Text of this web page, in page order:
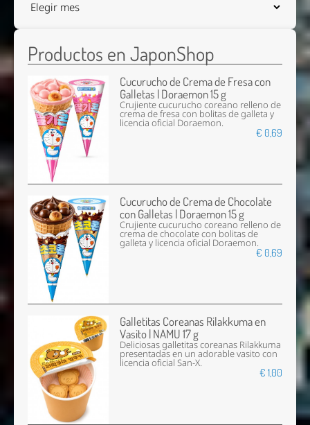
Productos en JaponShop
Cucurucho de Crema de Fresa con
Galletas | Doraemon 15 g
Crujiente cucurucho coreano relleno de
crema de fresa con bolitas de galleta y
licencia oficial Doraemon.
€ 0,69
Cucurucho de Crema de Chocolate
con Galletas | Doraemon 15 g
Crujiente cucurucho coreano relleno de
crema de chocolate con bolitas de
galleta y licencia oficial Doraemon.
€ 0,69
Galletitas Coreanas Rilakkuma en
Vasito | NAMU 17 g
Deliciosas galletitas coreanas Rilakkuma
presentadas en un adorable vasito con
licencia oficial San-X.
€ 1,00